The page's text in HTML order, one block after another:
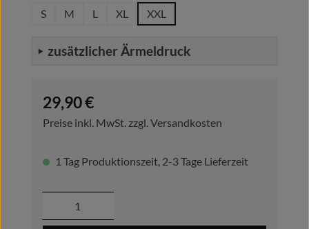
S
M L XL XXL
zusätzlicher Ärmeldruck
Regulärer Preis:
29,90 €
Preise inkl. MwSt. zzgl. Versandkosten
1 Tag Produktionszeit, 2-3 Tage Lieferzeit
Produkt Anzahl: Gib den gewünschten